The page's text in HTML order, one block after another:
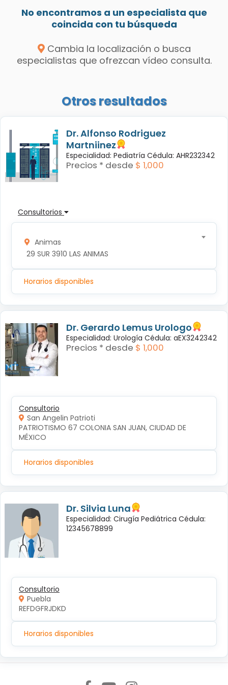
No encontramos a un especialista que
coincida con tu búsqueda
Cambia la localización o busca
especialistas que ofrezcan vídeo consulta.
Otros resultados
Dr. Alfonso Rodriguez
Martniinez
Especialidad: Pediatría Cédula: AHR232342
Precios * desde $ 1,000
Consultorios
Animas
29 SUR 3910 LAS ANIMAS
Horarios disponibles
Dr. Gerardo Lemus Urologo
Especialidad: Urología Cédula: aEX3242342
Precios * desde $ 1,000
Consultorio
San Angelin Patrioti
PATRIOTISMO 67 COLONIA SAN JUAN, CIUDAD DE
MÉXICO
Horarios disponibles
Dr. Silvia Luna
Especialidad: Cirugía Pediátrica Cédula:
12345678899
Consultorio
Puebla
REFDGFRJDKD
Horarios disponibles